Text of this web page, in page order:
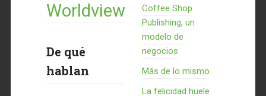
Worldview
De qué
hablan
Coffee Shop
Publishing, un
modelo de
negocios
Más de lo mismo
La felicidad huele